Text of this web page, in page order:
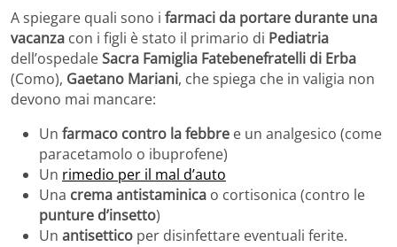
A spiegare quali sono i farmaci da portare durante una
vacanza con i figli è stato il primario di Pediatria
dell’ospedaleSacra Famiglia Fatebenefratelli di Erba
(Como), Gaetano Mariani, che spiega che in valigia non
devono mai mancare:
Un farmaco contro la febbre e un analgesico (come
paracetamolo o ibuprofene)
Un rimedio per il mal d’auto
Una crema antistaminica o cortisonica (contro le
punture d’insetto)
Un antisettico per disinfettare eventuali ferite.